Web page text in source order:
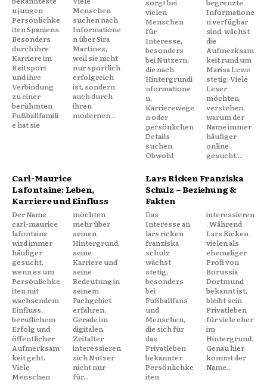
n jungen
Persönlichke
iten Spaniens.
Besonders
durch ihre
Karriere im
Reitsport
und ihre
Verbindung
zu einer
berühmten
Fußballfamili
e hat sie
Menschen
suchen nach
Informatione
n über Sira
Martínez,
weil sie nicht
nur sportlich
erfolgreich
ist, sondern
auch durch
ihren
modernen...
vielen
Menschen
für
Interesse,
besonders
bei Nutzern,
die nach
Hintergrundi
nformatione
n,
Karrierewege
n oder
persönlichen
Details
suchen.
Obwohl
Informatione
n verfügbar
sind, wächst
die
Aufmerksam
keit rund um
Marisa Lewe
stetig. Viele
Leser
möchten
verstehen,
warum der
Name immer
häufiger
online
gesucht...
Carl-Maurice
Lafontaine: Leben,
Karriere und Einfluss
Der Name
carl-maurice
lafontaine
wird immer
häufiger
gesucht,
wenn es um
Persönlichke
iten mit
wachsendem
Einfluss,
beruflichem
Erfolg und
öffentlicher
Aufmerksam
keit geht.
Viele
Menschen
möchten
mehr über
seinen
Hintergrund,
seine
Karriere und
seine
Bedeutung in
seinem
Fachgebiet
erfahren.
Gerade im
digitalen
Zeitalter
interessieren
sich Nutzer
nicht nur
für...
Lars Ricken Franziska
Schulz – Beziehung &
Fakten
Das
Interesse an
lars ricken
franziska
schulz
wächst
stetig,
besonders
bei
Fußballfans
und
Menschen,
die sich für
das
Privatleben
bekannter
Persönlichke
iten
interessieren
. Während
Lars Ricken
vielen als
ehemaliger
Profi von
Borussia
Dortmund
bekannt ist,
bleibt sein
Privatleben
für viele eher
im
Hintergrund.
Genau hier
kommt der
Name...